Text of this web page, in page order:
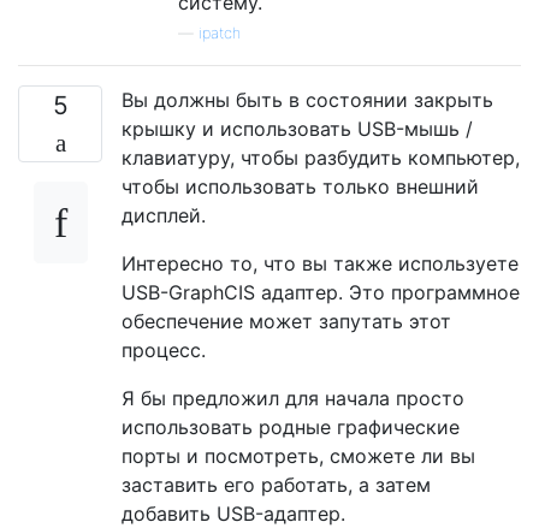
ipatch
5
Вы должны быть в состоянии закрыть
крышку и использовать USB-мышь /
клавиатуру, чтобы разбудить компьютер,
чтобы использовать только внешний
дисплей.
Интересно то, что вы также используете
USB-GraphCIS адаптер. Это программное
обеспечение может запутать этот
процесс.
Я бы предложил для начала просто
использовать родные графические
порты и посмотреть, сможете ли вы
заставить его работать, а затем
добавить USB-адаптер.